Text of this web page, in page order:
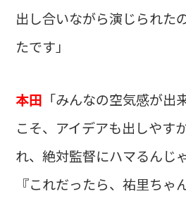
出し合いながら演じられた
たです」
本田 「みんなの空気感が出
こそ、アイデアも出しやす
れ、絶対監督にハマるんじ
『これだったら、祐里ちゃ